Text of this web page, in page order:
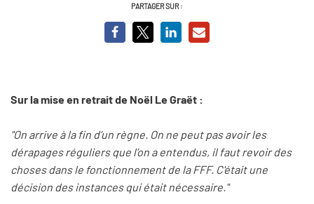
PARTAGER SUR :
Sur la mise en retrait de Noël Le Graët :
"On arrive à la fin d’un règne. On ne peut pas avoir les
dérapages réguliers que l’on a entendus, il faut revoir des
choses dans le fonctionnement de la FFF. C'était une
décision des instances qui était nécessaire."